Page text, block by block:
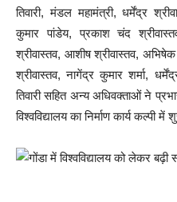
तिवारी, मंडल महामंत्री, धर्मेंद्र
कुमार पांडेय, प्रकाश चंद
श्रीवास्तव, आशीष श्रीवास्तव, अभिषेक
श्रीवास्तव, नागेंद्र कुमार शर्मा,
तिवारी सहित अन्य अधिवक्ताओं ने
विश्वविद्यालय का निर्माण कार्य कल्पी